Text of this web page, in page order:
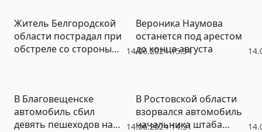
14.06.2024 15:34
Житель Белгородской
области пострадал при
обстреле со стороны
Вероника Наумова
останется под арестом
до конца августа
14.06.2024 14:31
В Благовещенске
автомобиль сбил
девять пешеходов на
В Ростовской области
взорвался автомобиль
начальника штаба